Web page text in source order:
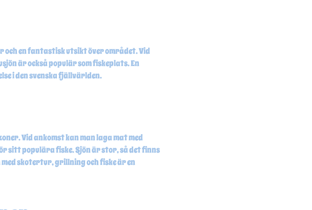
och en fantastisk utsikt över området. Vid
är också populär som fiskeplats. En
i den svenska fjällvärlden.
Vid ankomst kan man laga mat med
sitt populära fiske. Sjön är stor, så det finns
skotertur, grillning och fiske är en